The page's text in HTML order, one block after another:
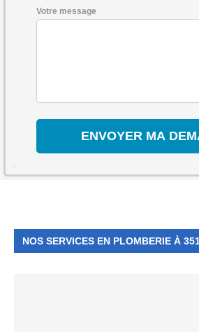
Votre message
NOS SERVICES EN PLOMBERIE À